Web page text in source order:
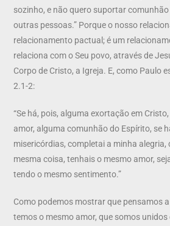
sozinho, e não quero suportar
outras pessoas.” Porque o nosso
relacionamento pactual; é um
relaciona com o Seu povo, através de
Corpo de Cristo, a Igreja. E, como Paulo
2.1-2:
“Se há, pois, alguma exortação em
amor, alguma comunhão do Espírito, se
misericórdias, completai a minha alegria,
mesma coisa, tenhais o mesmo amor,
tendo o mesmo sentimento.”
Como podemos mostrar que pensamos
temos o mesmo amor, que somos unidos